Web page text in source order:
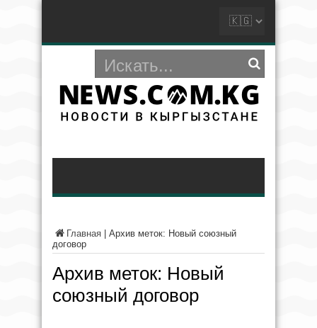
Главная
Архив меток: Новый союзный
договор
Архив меток: Новый
союзный договор